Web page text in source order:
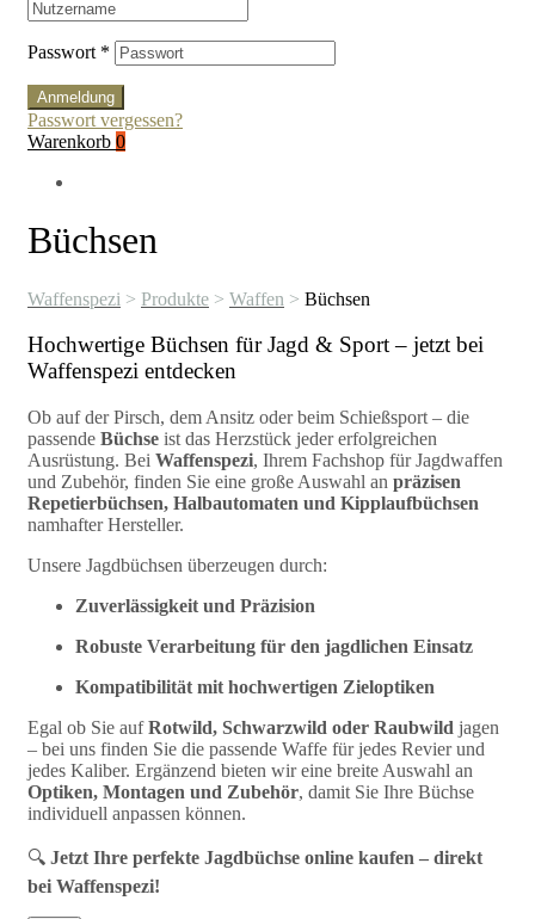
Passwort *
Anmeldung
Passwort vergessen?
Warenkorb 0
Büchsen
Waffenspezi > Produkte > Waffen > Büchsen
Hochwertige Büchsen für Jagd & Sport – jetzt bei
Waffenspezi entdecken
Ob auf der Pirsch, dem Ansitz oder beim Schießsport – die
passende Büchse ist das Herzstück jeder erfolgreichen
Ausrüstung. Bei Waffenspezi, Ihrem Fachshop für Jagdwaffen
und Zubehör, finden Sie eine große Auswahl an präzisen
Repetierbüchsen, Halbautomaten und Kipplaufbüchsen
namhafter Hersteller.
Unsere Jagdbüchsen überzeugen durch:
Zuverlässigkeit und Präzision
Robuste Verarbeitung für den jagdlichen Einsatz
Kompatibilität mit hochwertigen Zieloptiken
Egal ob Sie aufRotwild, Schwarzwild oder Raubwild jagen
– bei uns finden Sie die passende Waffe für jedes Revier und
jedes Kaliber. Ergänzend bieten wir eine breite Auswahl an
Optiken, Montagen und Zubehör, damit Sie Ihre Büchse
individuell anpassen können.
🔍 Jetzt Ihre perfekte Jagdbüchse online kaufen – direkt
bei Waffenspezi!